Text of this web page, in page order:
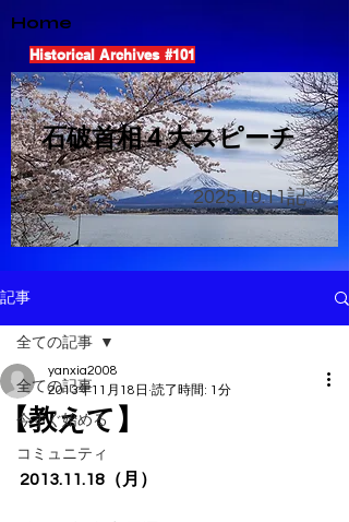
Home
Historical Archives #101
​石破首相４大スピーチ
2025.10.11記
記事
全ての記事
今すぐ始める
コミュニティ
全ての記事
【教えて】
yanxia2008
2013年11月18日 読了時間: 1分
2013.11.18（月）